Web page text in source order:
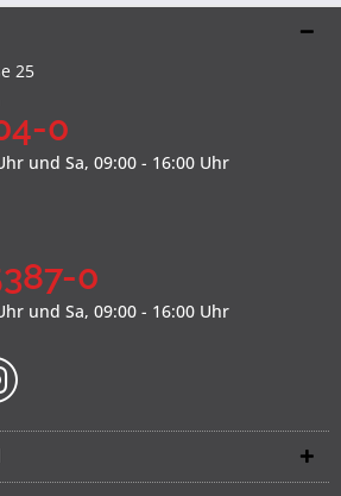
25
0
und Sa, 09:00 - 16:00 Uhr
0
und Sa, 09:00 - 16:00 Uhr